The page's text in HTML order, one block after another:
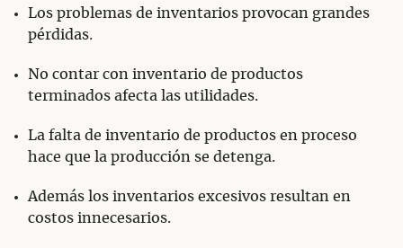
Los problemas de inventarios provocan grandes
pérdidas.
No contar con inventario de productos
terminados afecta las utilidades.
La falta de inventario de productos en proceso
hace que la producción se detenga.
Además los inventarios excesivos resultan en
costos innecesarios.